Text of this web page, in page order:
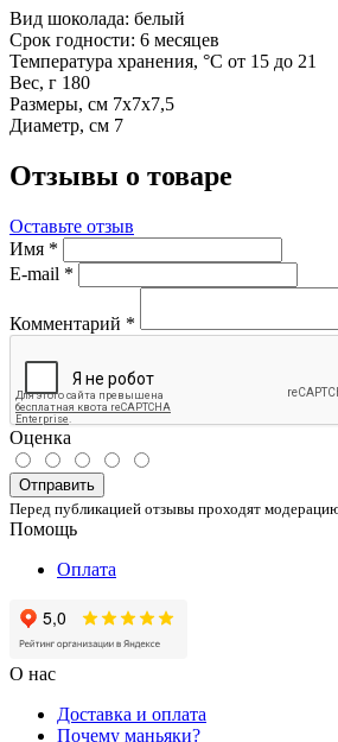
Вид шоколада: белый
Срок годности: 6 месяцев
Температура хранения, °C от 15 до 21
Вес, г 180
Размеры, см 7x7x7,5
Диаметр, см 7
Отзывы о товаре
Оставьте отзыв
Имя *
E-mail *
Комментарий *
Оценка
Отправить
Перед публикацией отзывы проходят
Помощь
Оплата
О нас
Доставка и оплата
Почему маньяки?